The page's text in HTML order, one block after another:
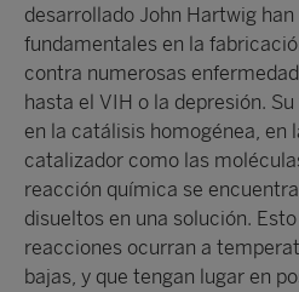
desarrollado John Hartwig
fundamentales en la
contra numerosas
hasta el VIH o la depresión.
en la catálisis homogénea, en
catalizador como las
reacción química se
disueltos en una solución.
reacciones ocurran a
bajas, y que tengan lugar en